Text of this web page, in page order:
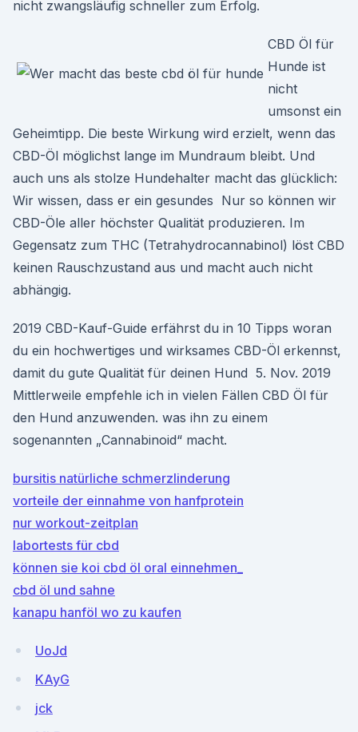
nicht zwangsläufig schneller zum Erfolg.
CBD Öl für
Hunde ist
nicht
umsonst ein
Geheimtipp. Die beste Wirkung wird erzielt, wenn das
CBD-Öl möglichst lange im Mundraum bleibt. Und
auch uns als stolze Hundehalter macht das glücklich:
Wir wissen, dass er ein gesundes Nur so können wir
CBD-Öle aller höchster Qualität produzieren. Im
Gegensatz zum THC (Tetrahydrocannabinol) löst CBD
keinen Rauschzustand aus und macht auch nicht
abhängig.
2019 CBD-Kauf-Guide erfährst du in 10 Tipps woran
du ein hochwertiges und wirksames CBD-Öl erkennst,
damit du gute Qualität für deinen Hund 5. Nov. 2019
Mittlerweile empfehle ich in vielen Fällen CBD Öl für
den Hund anzuwenden. was ihn zu einem
sogenannten „Cannabinoid“ macht.
bursitis natürliche schmerzlinderung
vorteile der einnahme von hanfprotein
nur workout-zeitplan
labortests für cbd
können sie koi cbd öl oral einnehmen_
cbd öl und sahne
kanapu hanföl wo zu kaufen
UoJd
KAyG
jck